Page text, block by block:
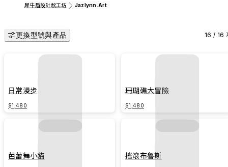
犀牛盾設計款工坊 Jazlynn.Art
更換型號與產品 16 / 16
日常漫步
$1,480
珊瑚礁大冒險
$1,480
芭蕾舞小貓 搖滾布魯斯